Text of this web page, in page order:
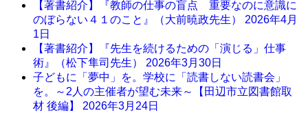
【著書紹介】『教師の仕事の盲点 重要なのに意識に
のぼらない４１のこと』（大前暁政先生） 2026年4月
1日
【著書紹介】『先生を続けるための「演じる」仕事
術』（松下隼司先生） 2026年3月30日
子どもに「夢中」を。学校に「読書しない読書会」
を。～2人の主催者が望む未来～【田辺市立図書館取
材 後編】 2026年3月24日